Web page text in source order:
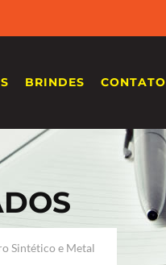
BRINDES CONTATO
Sintético e Metal